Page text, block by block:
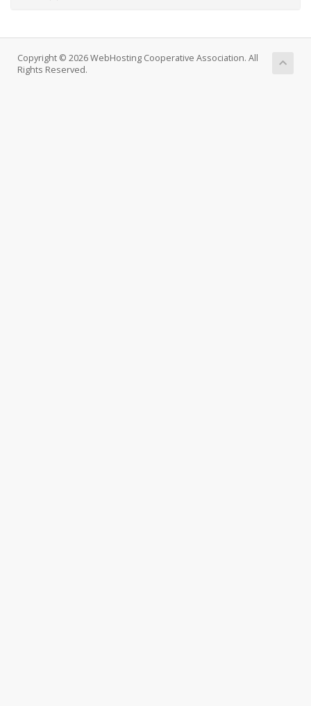
Copyright © 2026 WebHosting Cooperative Association. All
Rights Reserved.